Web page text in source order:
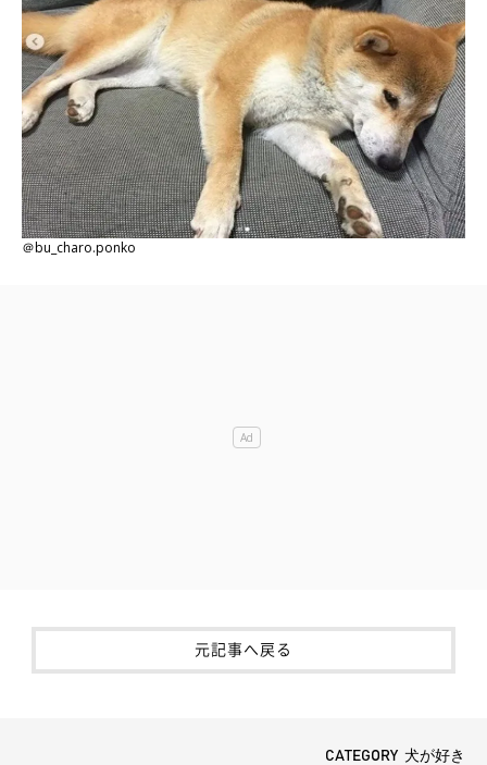
＠bu_charo.ponko
元記事へ戻る
CATEGORY 犬が好き